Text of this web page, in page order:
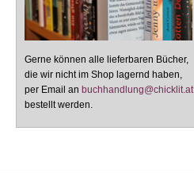
Gerne können alle lieferbaren Bücher,
die wir nicht im Shop lagernd haben,
per Email an buchhandlung@chicklit.at
bestellt werden.